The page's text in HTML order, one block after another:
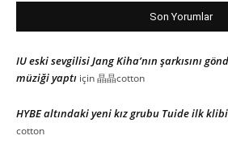
Son Yorumlar
IU eski sevgilisi Jang Kiha’nın şarkısını
müziği yaptı için晶晶cotton
HYBE altındaki yeni kız grubu Tuide ilk
cotton